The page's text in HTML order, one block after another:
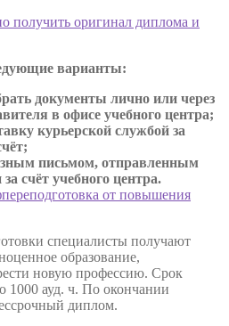
получить оригинал диплома и
варианты:
документы лично или через
в офисе учебного центра;
курьерской службой за
письмом, отправленным
счёт учебного центра.
от повышения
специалисты получают
образование,
новую профессию. Срок
1000 ауд. ч. По окончании
диплом.